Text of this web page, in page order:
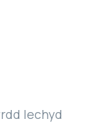
Iechyd